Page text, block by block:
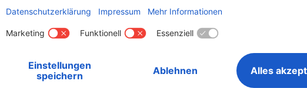
Land wählen
Garantiebestimmungen Konformitätserklärungen